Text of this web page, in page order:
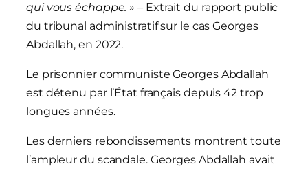
qui vous échappe. » – Extrait du rapport public
du tribunal administratif sur le cas Georges
Abdallah, en 2022.
Le prisonnier communiste Georges Abdallah
est détenu par l’État français depuis 42 trop
longues années.
Les derniers rebondissements montrent toute
l’ampleur du scandale. Georges Abdallah avait